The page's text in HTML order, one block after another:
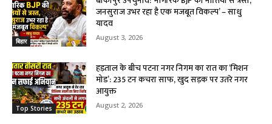
बिहार
जनसुराज उभर रहा है एक मजबूत विकल्प’ – साधु
यादव
August 3, 2026
Top Stories
हड़ताल के बीच पटना नगर निगम का रात का ‘मिशन
मोड’: 235 टन कचरा साफ, खुद सड़क पर उतरे नगर
आयुक्त
August 2, 2026